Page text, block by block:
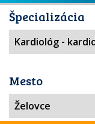
Špecializácia
Mesto